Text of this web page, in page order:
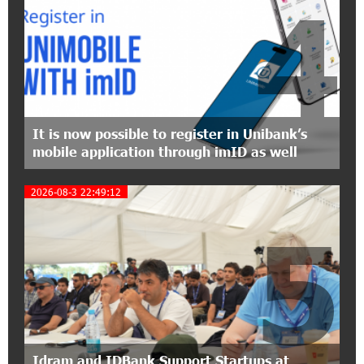
EBRD to Launch AMD 5 Billion Floating-Rate
Bond Offering in Armenia
20:20:40 2-07-2026
Three-day Financial Literacy Course at the FAST
Foundation’s AI Camp: Idram&IDBank
Idram&IDBank
Ucom Introduces the New uMix 5000 Regional
Package: 3 Services for Just AMD 5,000 per
Month
11:55:53 2-07-2026
"Monaco glamour, Vegas energy, Macau prestige
It is now possible to register in Unibank’s
mobile application through imID as well
4
2026-08-3 22:49:12
Idram and IDBank Support Startups at5